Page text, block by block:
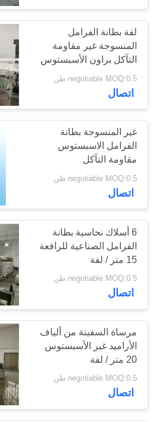
اطلب
اقتباس
خريطة
الموقع
PRIVACY
POLICY
بطانة المكابح
الصناعية
79
ورقة الوصل
الأسبستوس
30
ورقة ربط
الأسبستوس
30
لفة بطانة الفرامل
المنسوجة غير مقاومة
التآكل براون الأسبستوس
negotiable MOQ:0.5 طن
اتصال
غير المنسوجة بطانة
الفرامل الاسبستوس
مقاومة التآكل
negotiable MOQ:0.5 طن
اتصال
6 أسلاك نحاسية بطانة
الفرامل الصناعية للرافعة
15 متر / لفة
negotiable MOQ:0.5 طن
اتصال
مرساة السفينة من ألياف
الأراميد غير الأسبستوس
20 متر / لفة
negotiable MOQ:0.5 طن
اتصال